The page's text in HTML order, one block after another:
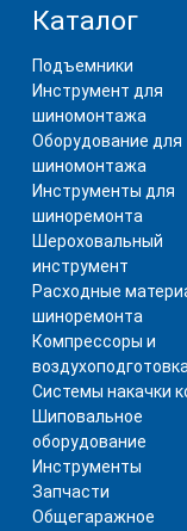
Каталог
Подъемники
Инструмент для
шиномонтажа
Оборудование для
шиномонтажа
Инструменты для
шиноремонта
Шероховальный
инструмент
Расходные
шиноремонта
Компрессоры и
воздухоподготовка
Системы накачки
Шиповальное
оборудование
Инструменты
Запчасти
Общегаражное